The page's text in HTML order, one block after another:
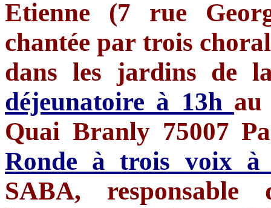
Etienne (7 rue
chantée par trois
dans les jardins de
déjeunatoire à 13h au
Quai Branly 75007
Ronde à trois voix à
SABA,